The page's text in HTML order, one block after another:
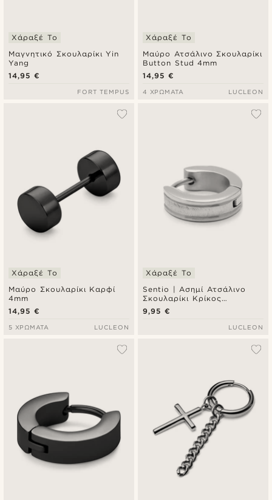
Μαγνητικό Σκουλαρίκι Yin
Yang
Χάραξέ Το
14,95 €
FORT TEMPUS
Μαύρο Ατσάλινο Σκουλαρίκι
Button Stud 4mm
Χάραξέ Το
14,95 €
4 ΧΡΏΜΑΤΑ LUCLEON
Μαύρο Σκουλαρίκι Καρφί
4mm
Χάραξέ Το
14,95 €
5 ΧΡΏΜΑΤΑ LUCLEON
Sentio | Ασημί Ατσάλινο
Σκουλαρίκι Κρίκος
Snakeskin
Χάραξέ Το
9,95 €
LUCLEON